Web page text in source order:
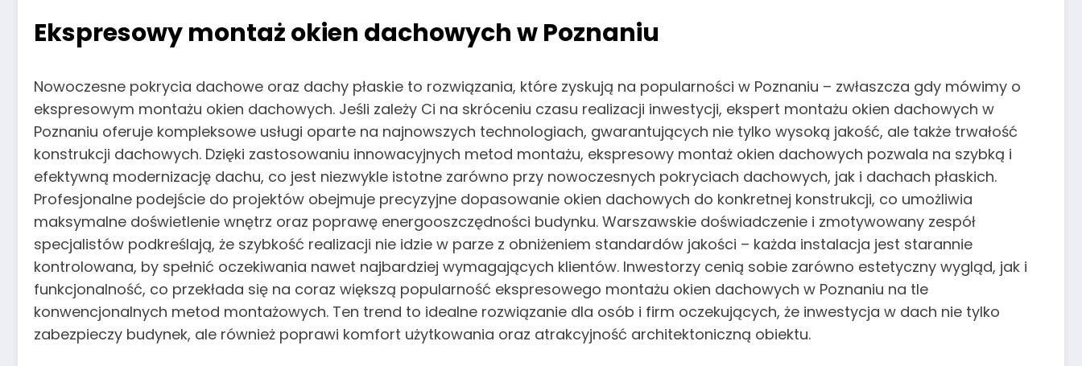
Ekspresowy montaż okien dachowych w Poznaniu
Nowoczesne pokrycia dachowe oraz dachy płaskie to rozwiązania, które zyskują na popularności w Poznaniu – zwłaszcza gdy mówimy o
ekspresowym montażu okien dachowych. Jeśli zależy Ci na skróceniu czasu realizacji inwestycji, ekspert montażu okien dachowych w
Poznaniu oferuje kompleksowe usługi oparte na najnowszych technologiach, gwarantujących nie tylko wysoką jakość, ale także trwałość
konstrukcji dachowych. Dzięki zastosowaniu innowacyjnych metod montażu, ekspresowy montaż okien dachowych pozwala na szybką i
efektywną modernizację dachu, co jest niezwykle istotne zarówno przy nowoczesnych pokryciach dachowych, jak i dachach płaskich.
Profesjonalne podejście do projektów obejmuje precyzyjne dopasowanie okien dachowych do konkretnej konstrukcji, co umożliwia
maksymalne doświetlenie wnętrz oraz poprawę energooszczędności budynku. Warszawskie doświadczenie i zmotywowany zespół
specjalistów podkreślają, że szybkość realizacji nie idzie w parze z obniżeniem standardów jakości – każda instalacja jest starannie
kontrolowana, by spełnić oczekiwania nawet najbardziej wymagających klientów. Inwestorzy cenią sobie zarówno estetyczny wygląd, jak i
funkcjonalność, co przekłada się na coraz większą popularność ekspresowego montażu okien dachowych w Poznaniu na tle
konwencjonalnych metod montażowych. Ten trend to idealne rozwiązanie dla osób i firm oczekujących, że inwestycja w dach nie tylko
zabezpieczy budynek, ale również poprawi komfort użytkowania oraz atrakcyjność architektoniczną obiektu.